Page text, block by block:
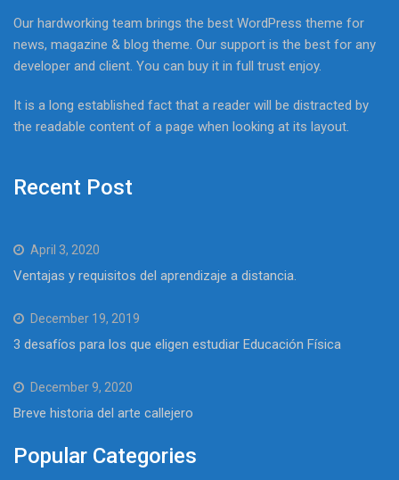
Our hardworking team brings the best WordPress theme for
news, magazine & blog theme. Our support is the best for any
developer and client. You can buy it in full trust enjoy.
It is a long established fact that a reader will be distracted by
the readable content of a page when looking at its layout.
Recent Post
April 3, 2020
Ventajas y requisitos del aprendizaje a distancia.
December 19, 2019
3 desafíos para los que eligen estudiar Educación Física
December 9, 2020
Breve historia del arte callejero
Popular Categories